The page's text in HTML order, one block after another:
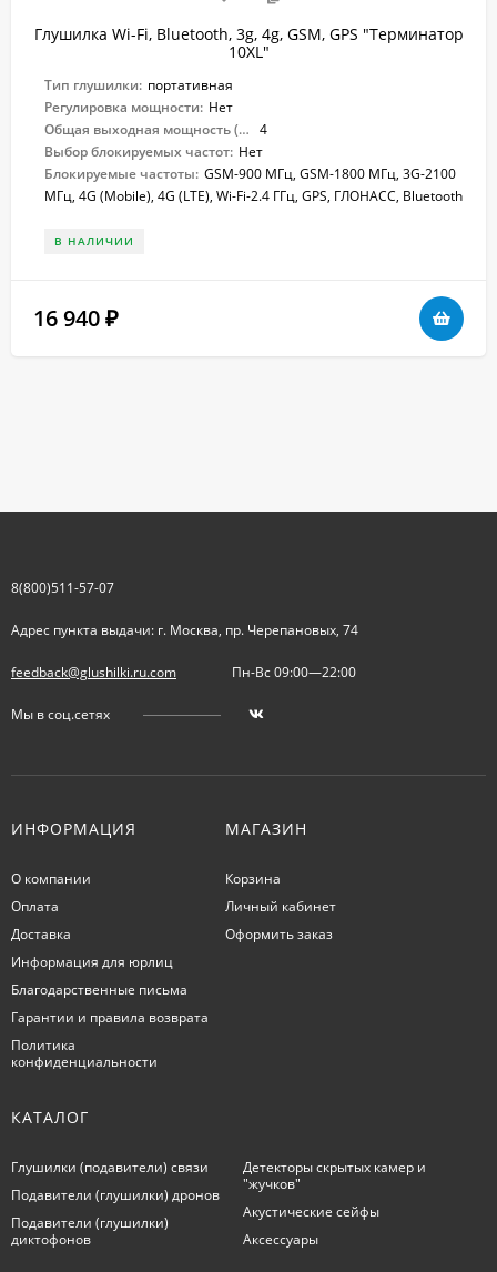
Глушилка Wi-Fi, Bluetooth, 3g, 4g, GSM, GPS "Терминатор
10XL"
Тип глушилки: портативная
Регулировка мощности: Нет
Общая выходная мощность (Вт): 4
Выбор блокируемых частот: Нет
Блокируемые частоты: GSM-900 МГц, GSM-1800 МГц, 3G-2100
МГц, 4G (Mobile), 4G (LTE), Wi-Fi-2.4 ГГц, GPS, ГЛОНАСС, Bluetooth
В НАЛИЧИИ
16 940 ₽
8(800)511-57-07
Адрес пункта выдачи: г. Москва, пр. Черепановых, 74
feedback@glushilki.ru.com Пн-Вс 09:00—22:00
Мы в соц.сетях
ИНФОРМАЦИЯ
О компании
Оплата
Доставка
Информация для юрлиц
Благодарственные письма
Гарантии и правила возврата
Политика
конфиденциальности
МАГАЗИН
Корзина
Личный кабинет
Оформить заказ
КАТАЛОГ
Глушилки (подавители) связи
Подавители (глушилки) дронов
Подавители (глушилки)
диктофонов
Детекторы скрытых камер и
"жучков"
Акустические сейфы
Аксессуары